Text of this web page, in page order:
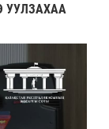
УУЛЗАХАА